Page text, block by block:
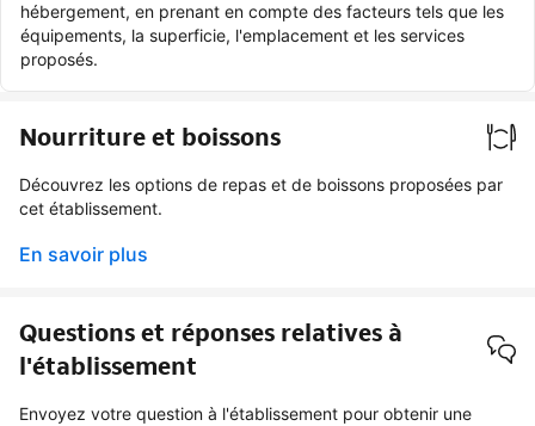
hébergement, en prenant en compte des facteurs tels que les
équipements, la superficie, l'emplacement et les services
proposés.
Nourriture et boissons
Découvrez les options de repas et de boissons proposées par
cet établissement.
En savoir plus
Questions et réponses relatives à
l'établissement
Envoyez votre question à l'établissement pour obtenir une